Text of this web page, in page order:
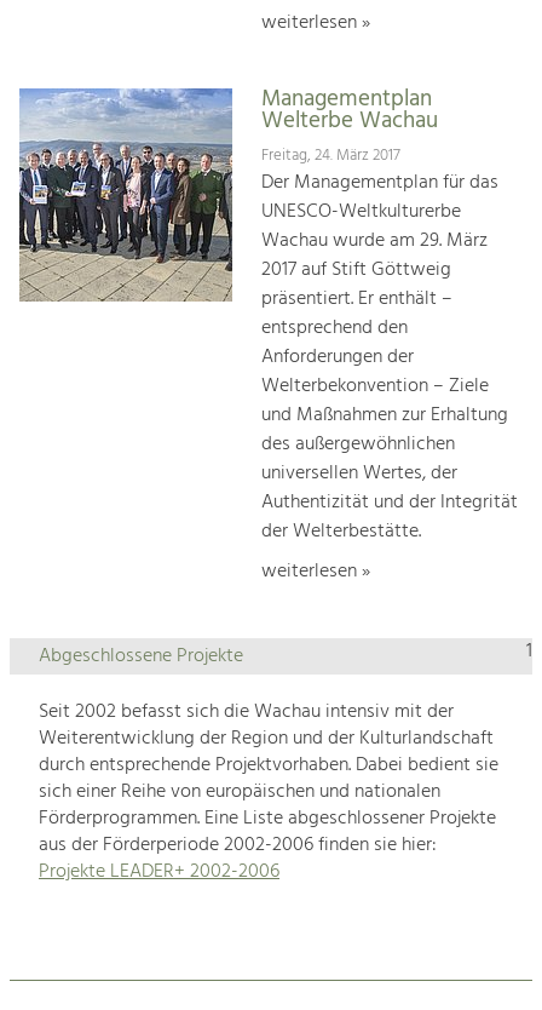
weiterlesen »
Managementplan
Welterbe Wachau
Freitag, 24. März 2017
Der Managementplan für das
UNESCO-Weltkulturerbe
Wachau wurde am 29. März
2017 auf Stift Göttweig
präsentiert. Er enthält –
entsprechend den
Anforderungen der
Welterbekonvention – Ziele
und Maßnahmen zur Erhaltung
des außergewöhnlichen
universellen Wertes, der
Authentizität und der Integrität
der Welterbestätte.
weiterlesen »
1
Abgeschlossene Projekte
Seit 2002 befasst sich die Wachau intensiv mit der
Weiterentwicklung der Region und der Kulturlandschaft
durch entsprechende Projektvorhaben. Dabei bedient sie
sich einer Reihe von europäischen und nationalen
Förderprogrammen. Eine Liste abgeschlossener Projekte
aus der Förderperiode 2002-2006 finden sie hier:
Projekte LEADER+ 2002-2006